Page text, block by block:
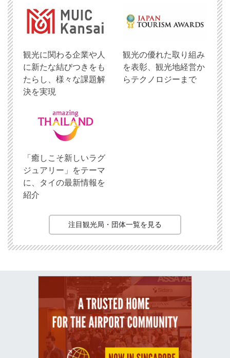
観光に関わる企業や人
に新たな結びつきをも
たらし、様々な課題解
決を実現
観光の優れた取り組み
を表彰、観光地経営か
らテクノロジーまで
「癒しこそ新しいラグ
ジュアリー」をテーマ
に、タイの最新情報を
紹介
注目観光局・団体一覧を見る